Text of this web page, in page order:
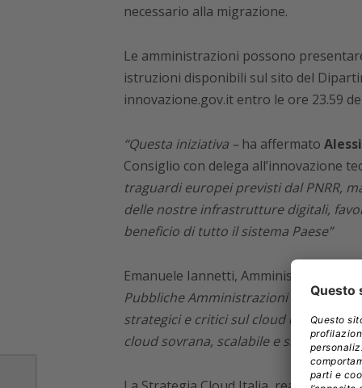
necessario alla migrazione.
Le amministrazioni possono
istruzioni disponibili sul sito del
innovazione.gov.it entro le ore 23.59
“Questa iniziativa – ha affermato
Consiglio con delega all’innovazione
traguardi europei previsti dal PNRR,
delle nostre infrastrutture digitali,
beneficio di tutto il sistema Paese”
Emanuele Iannetti, Amministratore
Pubbliche Amministrazioni Centrali
strategici e critici sul cloud di Polo
cloud sovrana, scalabile e sicura”.